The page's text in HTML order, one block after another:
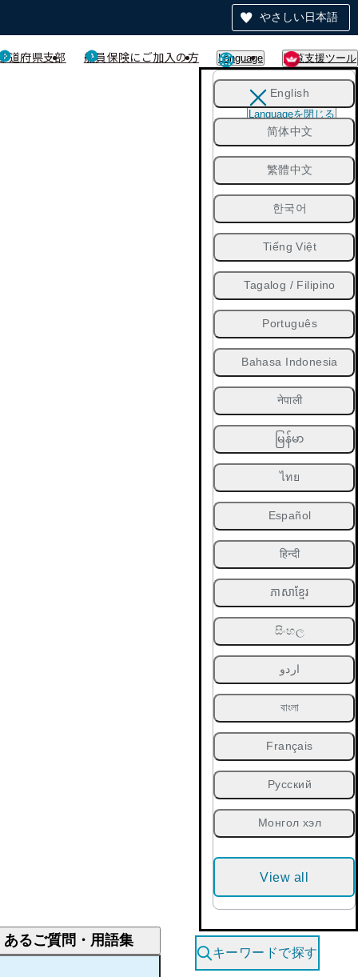
やさしい日本語
道府県支部 船員保険にご加入の方 Language 閲覧支援ツール
English
简体中文
繁體中文
한국어
Tiếng Việt
Tagalog / Filipino
Português
Bahasa Indonesia
नेपाली
မြန်မာ
ไทย
Español
हिन्दी
ភាសាខ្មែរ
සිංහල
اردو
বাংলা
Français
Русский
Монгол хэл
View all
Languageを閉じる
あるご質問・用語集
キーワードで探す